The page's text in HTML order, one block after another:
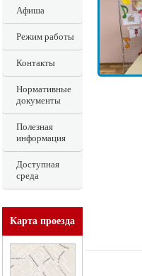
Афиша
Режим работы
Контакты
Нормативные
документы
Полезная
информация
Доступная
среда
Карта проезда